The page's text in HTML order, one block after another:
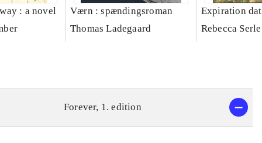
: a novel
Værn : spændingsroman
Thomas Ladegaard
Expiration
Rebecca Serle
Forever, 1. edition